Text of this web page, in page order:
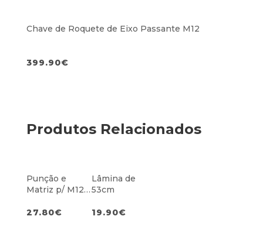
Chave de Roquete de Eixo Passante M12
399.90€
Produtos Relacionados
Punção e
Matriz p/ M12
27.80€
Lâmina de
53cm
19.90€